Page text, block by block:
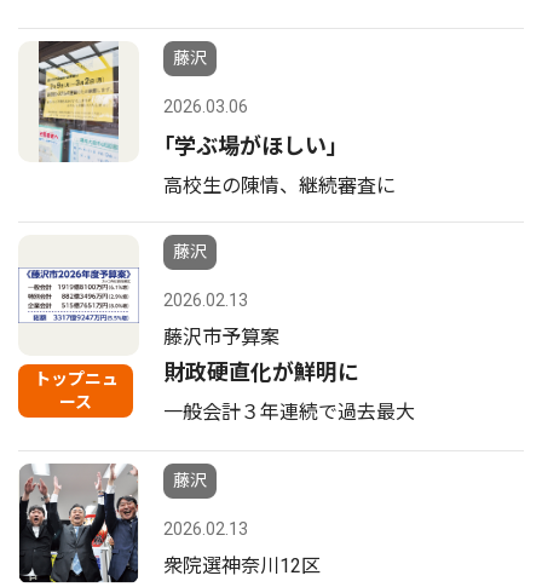
藤沢
2026.03.06
｢学ぶ場がほしい｣
高校生の陳情、継続審査に
トップニュ
ース
藤沢
2026.02.13
藤沢市予算案
財政硬直化が鮮明に
一般会計３年連続で過去最大
藤沢
2026.02.13
衆院選神奈川12区